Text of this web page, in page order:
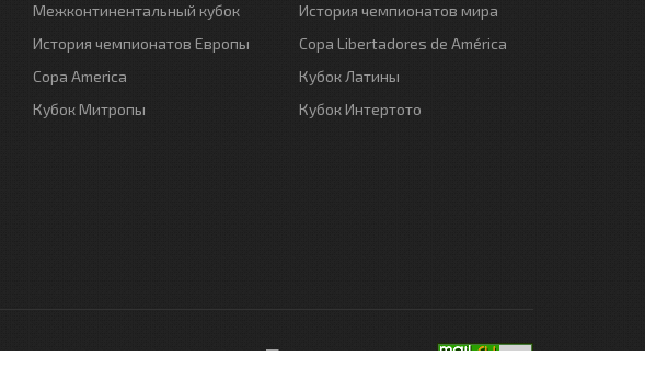
Межконтинентальный кубок
История чемпионатов Европы
Copa America
Кубок Митропы
История чемпионатов мира
Copa Libertadores de América
Кубок Латины
Кубок Интертото